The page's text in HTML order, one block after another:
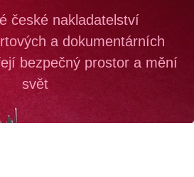
české nakladatelství
a dokumentárních
bezpečný prostor a mění
svět